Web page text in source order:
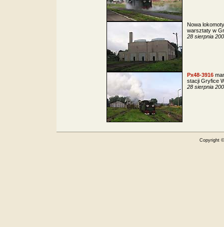
Nowa
warsztaty w
28 sierpnia
Px48-3916
stacji Gryfice
28 sierpnia
Copyright